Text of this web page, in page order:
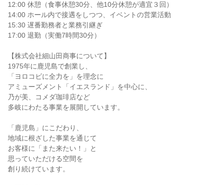
12:00 休憩（食事休憩30分、他10分休憩が適宜３回）
14:00 ホール内で接遇をしつつ、イベントの営業活動
15:30 遅番勤務者と業務引継ぎ
17:00 退勤（実働7時間30分）
【株式会社細山田商事について】
1975年に鹿児島で創業し、
「ヨロコビに全力を」を理念に
アミューズメント「イエスランド」を中心に、
乃が美、コメダ珈琲店など
多岐にわたる事業を展開しています。
「鹿児島」にこだわり、
地域に根ざした事業を通じて
お客様に「また来たい！」と
思っていただける空間を
創り続けています。